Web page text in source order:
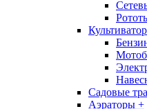
Садовые
Аэраторы +